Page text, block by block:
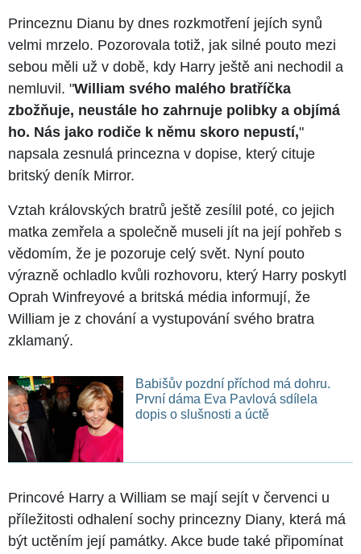
Princeznu Dianu by dnes rozkmotření jejích synů
velmi mrzelo. Pozorovala totiž, jak silné pouto mezi
sebou měli už v době, kdy Harry ještě ani nechodil a
nemluvil. "William svého malého bratříčka
zbožňuje, neustále ho zahrnuje polibky a objímá
ho. Nás jako rodiče k němu skoro nepustí,"
napsala zesnulá princezna v dopise, který cituje
britský deník Mirror.
Vztah královských bratrů ještě zesílil poté, co jejich
matka zemřela a společně museli jít na její pohřeb s
vědomím, že je pozoruje celý svět. Nyní pouto
výrazně ochladlo kvůli rozhovoru, který Harry poskytl
Oprah Winfreyové a britská média informují, že
William je z chování a vystupování svého bratra
zklamaný.
Babišův pozdní příchod má dohru.
První dáma Eva Pavlová sdílela
dopis o slušnosti a úctě
Princové Harry a William se mají sejít v červenci u
příležitosti odhalení sochy princezny Diany, která má
být uctěním její památky. Akce bude také připomínat